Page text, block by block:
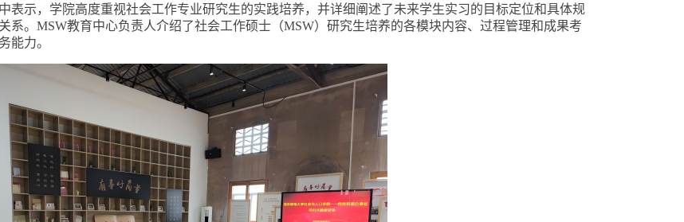
表示，学院高度重视社会工作专业研究生的实践培养，并详细阐述了未来学生实习的目标定位和具体规
系。MSW教育中心负责人介绍了社会工作硕士（MSW） 研究生培养的各模块内容、过程管理和成果考
能力。